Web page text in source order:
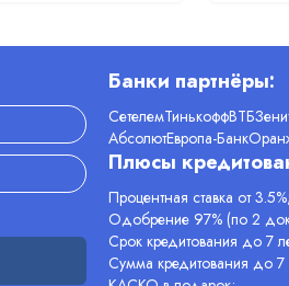
Банки партнёры:
СетелемТинькоффВТБ
АбсолютЕвропа-Банк
Плюсы
Процентная ставка от 3.5%;
Одобрение 97% (по 2
Срок кредитования до 7
Сумма кредитования до